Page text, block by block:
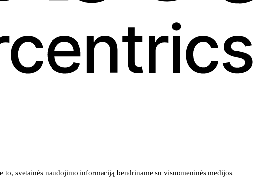
svetainės naudojimo informaciją bendriname su visuomeninės medijos,